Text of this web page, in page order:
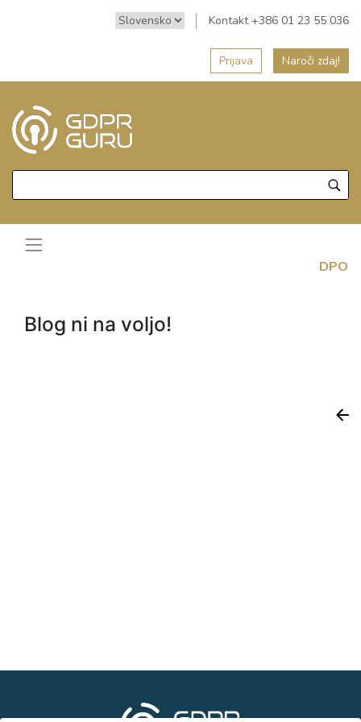
Kontakt +386 01 23 55 036
Prijava Naroči zdaj!
DPO
Blog ni na voljo!